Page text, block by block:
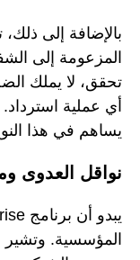
بالإضافة إلى ذلك،
المزعومة إلى
تحقق، لا يملك
أي عملية
يساهم في هذا
نواقل العدوى
المؤسسية. وتشير